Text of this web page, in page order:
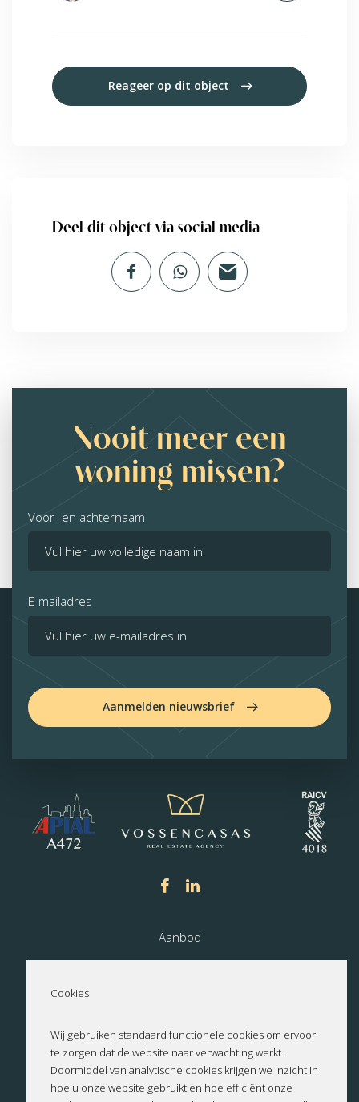
Reageer op dit object
Deel dit object via social media
Nooit meer een
woning missen?
Voor- en achternaam
E-mailadres
Aanmelden nieuwsbrief
Aanbod
Contact
Cookies
Wij gebruiken standaard functionele cookies om ervoor
te zorgen dat de website naar verwachting werkt.
Doormiddel van analytische cookies krijgen we inzicht in
hoe u onze website gebruikt en hoe efficiënt onze